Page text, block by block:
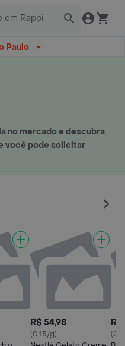
Paulo
no mercado e descubra
você pode solicitar
R$ 54,98
(0.15/g)
R$